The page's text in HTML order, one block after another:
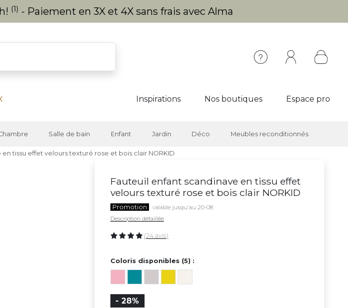
(1) - Paiement en 3X et 4X sans frais avec Alma
Inspirations Nos boutiques Espace pro
Salle de bain Enfant Jardin Déco Meubles reconditionnés
tissu effet velours texturé rose et bois clair NORKID
Fauteuil enfant scandinave en tissu effet
velours texturé rose et bois clair NORKID
Promotion
valable jusqu'au 20-08
Description détaillée
(24 avis)
Coloris disponibles (5) :
- 28%